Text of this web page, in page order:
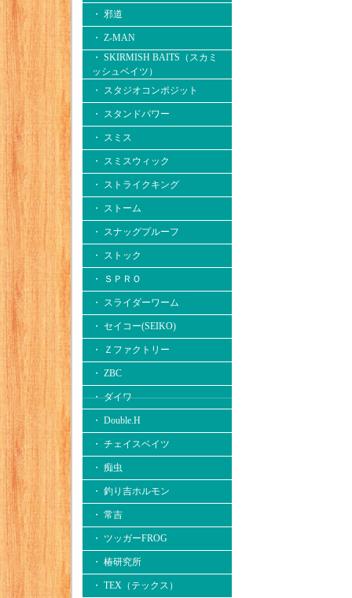
・ 邪道
・ Z-MAN
・ SKIRMISH BAITS（スカミ
ッシュベイツ）
・ スタジオコンポジット
・ スタンドパワー
・ スミス
・ スミスウィック
・ ストライクキング
・ ストーム
・ スナッグプルーフ
・ ストック
・ ＳＰＲＯ
・ スライダーワーム
・ セイコー(SEIKO)
・ Ｚファクトリー
・ ZBC
・ ダイワ
・ Double.H
・ チェイスベイツ
・ 痴虫
・ 釣り吉ホルモン
・ 常吉
・ ツッガーFROG
・ 椿研究所
・ TEX（テックス）